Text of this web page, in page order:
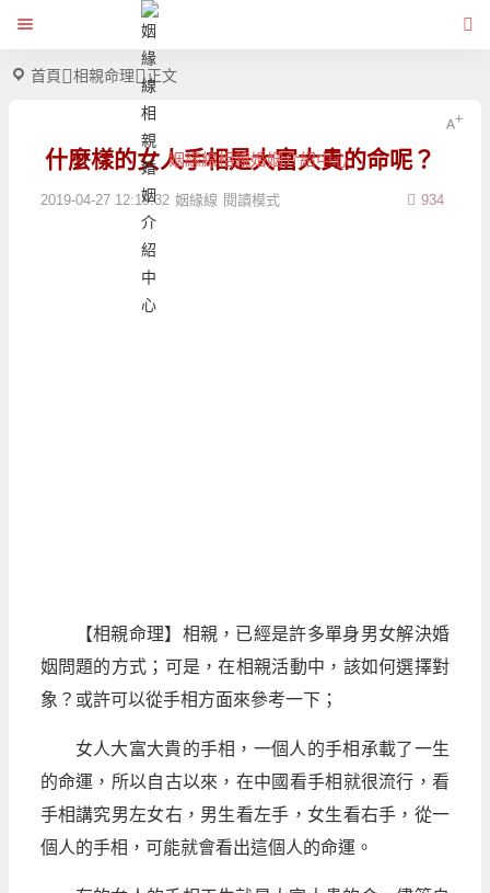
姻緣線相親婚姻介紹中心
首頁 相親命理 正文
什麼樣的女人手相是大富大貴的命呢？
2019-04-27 12:19:32 姻緣線 934
閱讀模式
【相親命理】相親，已經是許多單身男女解決婚
姻問題的方式；可是，在相親活動中，該如何選擇對
象？或許可以從手相方面來參考一下；
女人大富大貴的手相，一個人的手相承載了一生
的命運，所以自古以來，在中國看手相就很流行，看
手相講究男左女右，男生看左手，女生看右手，從一
個人的手相，可能就會看出這個人的命運。